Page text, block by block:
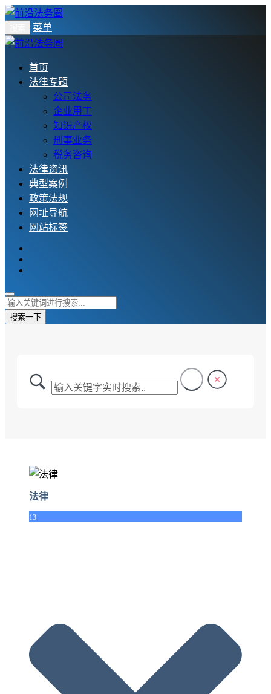
菜单
首页
法律专题
公司法务
企业用工
知识产权
刑事业务
税务咨询
法律资讯
典型案例
政策法规
网址导航
网站标签
搜索一下
法律
13